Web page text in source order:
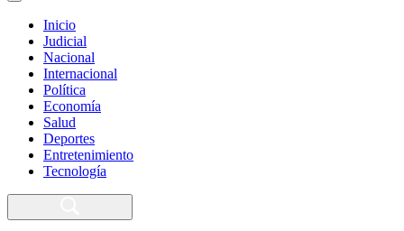
Inicio
Judicial
Nacional
Internacional
Política
Economía
Salud
Deportes
Entretenimiento
Tecnología